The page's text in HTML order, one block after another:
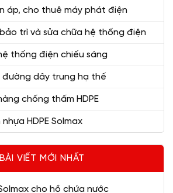
áp, cho thuê máy phát điện
trì và sửa chữa hệ thống điện
thống điện chiếu sáng
đường dây trung hạ thế
chống thấm HDPE
HDPE Solmax
BÀI VIẾT MỚI NHẤT
cho hồ chứa nước